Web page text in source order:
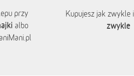
przy
albo
Kupujesz jak zwykle i
zwykle